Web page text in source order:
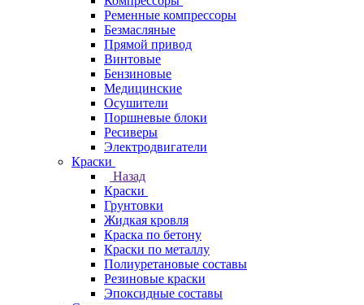
Ременные компрессоры
Безмасляные
Прямой привод
Винтовые
Бензиновые
Медицинские
Осушители
Поршневые блоки
Ресиверы
Электродвигатели
Краски
Назад
Краски
Грунтовки
Жидкая кровля
Краска по бетону
Краски по металлу
Полиуретановые составы
Резиновые краски
Эпоксидные составы